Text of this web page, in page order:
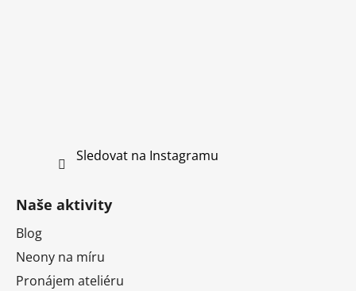
Sledovat na Instagramu
Naše aktivity
Blog
Neony na míru
Pronájem ateliéru